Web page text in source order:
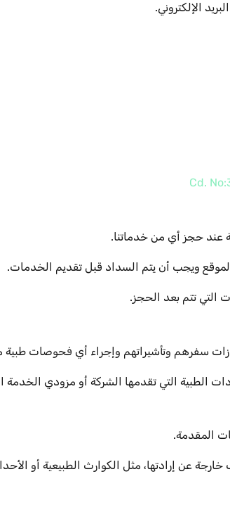
الإلكتروني.
عند حجز أي من خدماتنا.
ويجب أن يتم السداد قبل تقديم الخدمات.
التي تتم بعد الحجز.
سفرهم وتأشيراتهم وإجراء أي فحوصات طبية
الطبية التي تقدمها الشركة أو مزودي الخدمة
المقدمة.
عن إرادتها، مثل الكوارث الطبيعية أو